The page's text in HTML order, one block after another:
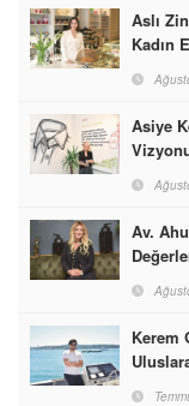
Aslı
Kadın
Asiye
Av.
Kerem